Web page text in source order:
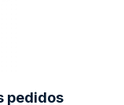
pedidos